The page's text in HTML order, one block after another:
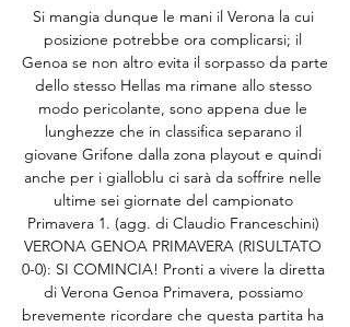
Si mangia dunque le mani il Verona la cui
posizione potrebbe ora complicarsi; il
Genoa se non altro evita il sorpasso da parte
dello stesso Hellas ma rimane allo stesso
modo pericolante, sono appena due le
lunghezze che in classifica separano il
giovane Grifone dalla zona playout e quindi
anche per i gialloblu ci sarà da soffrire nelle
ultime sei giornate del campionato
Primavera 1. (agg. di Claudio Franceschini)
VERONA GENOA PRIMAVERA (RISULTATO
0-0): SI COMINCIA! Pronti a vivere la diretta
di Verona Genoa Primavera, possiamo
brevemente ricordare che questa partita ha